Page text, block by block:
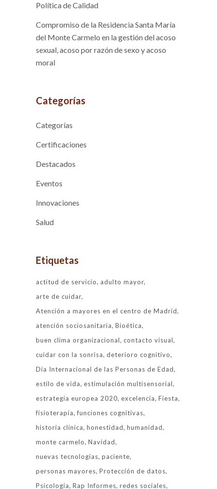
Política de Calidad
Compromiso de la Residencia Santa María
del Monte Carmelo en la gestión del acoso
sexual, acoso por razón de sexo y acoso
moral
Categorías
Categorías
Certificaciones
Destacados
Eventos
Innovaciones
Salud
Etiquetas
actitud de servicio
adulto mayor
arte de cuidar
Atención a mayores en el centro de Madrid
atención sociosanitaria Bioética
buen clima organizacional contacto visual
cuidar con la sonrisa deterioro cognitivo
Día Internacional de las Personas de Edad
estilo de vida estimulación multisensorial
estrategia europea 2020 excelencia Fiesta
fisioterapia funciones cognitivas
historia clínica honestidad humanidad
monte carmelo Navidad
nuevas tecnologías paciente
personas mayores Protección de datos
Psicología Rap Informes redes sociales